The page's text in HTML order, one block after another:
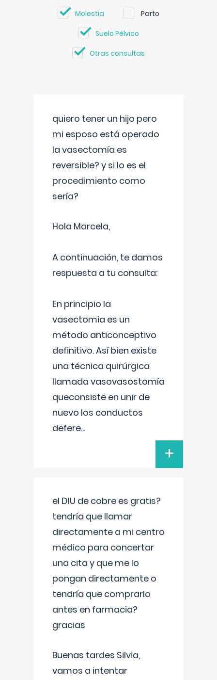
Molestia Parto
Suelo Pélvico
Otras consultas
quiero tener un hijo pero
mi esposo está operado
la vasectomía es
reversible? y si lo es el
procedimiento como
sería?
Hola Marcela,
A continuación, te damos
respuesta a tu consulta:
En principio la
vasectomia es un
método anticonceptivo
definitivo. Así bien existe
una técnica quirúrgica
llamada vasovasostomía
queconsiste en unir de
nuevo los conductos
defere...
+
el DIU de cobre es gratis?
tendría que llamar
directamente a mi centro
médico para concertar
una cita y que me lo
pongan directamente o
tendría que comprarlo
antes en farmacia?
gracias
Buenas tardes Silvia,
vamos a intentar